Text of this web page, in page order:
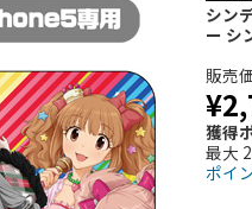
シン
ー シ
販売
獲得
最大
ポイ